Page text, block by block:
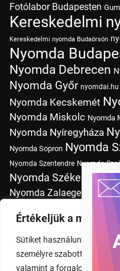
Értékeljük a
Sütiket használunk a
személyre szabott
valamint a forgalom
Fotólabor Budapesten
Kereskedelmi
Kereskedelmi nyomda Budaörsön
Nyomda
Nyomda Debrecen
Nyomda Győr nyomdai.hu
Nyomda Kecskemét
Nyomda Miskolc Nyomda
Nyomda Nyíregyháza
Nyomda Sopron Nyomda
Nyomda Szentendre Nyomda
Nyomda
Nyomda Zalaegerszeg
Nyomtatás
Pólónyomtatás Budapesten
Tudásbázis